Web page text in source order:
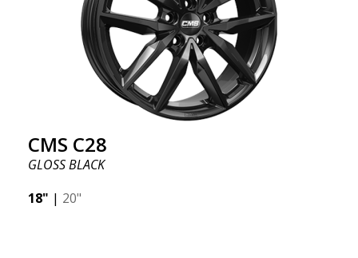
CMS C28
GLOSS BLACK
18" | 20"